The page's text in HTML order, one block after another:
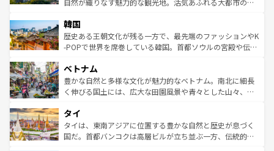
ワイを、存分に味わってほしい。 なお、新着のハワイ情報
はコンテンツ一覧を参照してほしい。
いる。アクティビティも充実しており、サーフィンやダイ
ビング、ハイキングなど、アウトドア好きにはたまらな
い。オーストラリアの多彩な魅力を存分に味わいつくそ
参照してほしい。
自然が織りなす魅力的な観光地。活気あふれる大都市の台
ン）、静ひつな山岳地帯である台湾東部など、都市の喧騒
と山間の静けさが共存しており、訪れる人に新しい発見と
驚きをもたらしてくれる。また、奥深い台湾の食文化も魅
容にもいいと評判のスイーツなど、バラエティ豊かな料理
が味わえる。 なお、新着の台湾情報は コンテンツ一覧を参
照してほしい。
韓国
歴史ある王朝文化が残る一方で、最先端のファッションやK
-POPで世界を席巻している韓国。首都ソウルの宮殿や伝統
き、地方に足を延ばせば四季折々の自然美を楽しむことが
できる。そして、キムチや焼肉、絶品のストリートフード
まで、さまざまな韓国料理が待っている。夜には、韓国な
リティに包まれながら、韓国の多彩な魅力を心ゆくまで味
わってみてほしい。 なお、新着の韓国情報はコンテンツ一
覧を参照してほしい。
ベトナム
豊かな自然と多様な文化が魅力的なベトナム。南北に細長
く伸びる国土には、広大な田園風景や青々とした山々、世
急速な発展と共に伝統が息づく。ハノイの古い町並みやホ
ーチミン市のフランス統治時代の建物も、独特の雰囲気を
醸し出している。また、バラエティの豊かさとおいしさで
タイ
タイは、東南アジアに位置する豊かな自然と歴史が息づく
国だ。首都バンコクは高層ビルが立ち並ぶ一方、伝統的な